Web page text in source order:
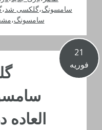
سامسونگ،گلکسی شد،
سامسونگ،
21
فوریه